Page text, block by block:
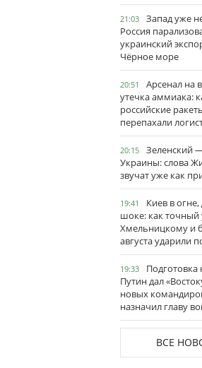
21:03
Запад уже
Россия
украинский
Чёрное море
20:51
Арсенал на
утечка аммиака:
российские
перепахали
20:15
Зеленский
Украины: слова
звучат уже как
19:41
Киев в
шоке: как точный
Хмельницкому и
августа ударили
19:33
Подготовка
Путин дал
новых
назначил главу
ВСЕ